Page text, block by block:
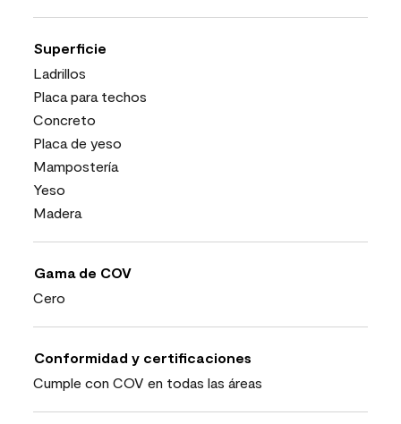
Superficie
Ladrillos
Placa para techos
Concreto
Placa de yeso
Mampostería
Yeso
Madera
Gama de COV
Cero
Conformidad y certificaciones
Cumple con COV en todas las áreas